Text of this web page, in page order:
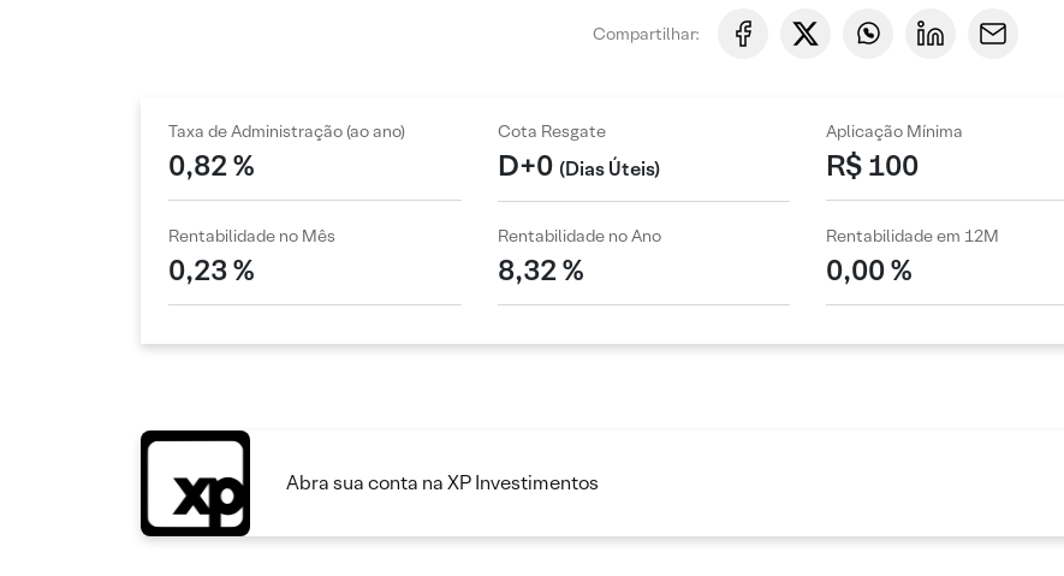
Compartilhar:
Taxa de Administração (ao ano)
0,82 %
Cota Resgate
D+0 (Dias Úteis)
Aplicação Mínima
R$ 100
Rentabilidade no Mês
0,23 %
Rentabilidade no Ano
8,32 %
Rentabilidade em 12M
0,00 %
Abra sua conta na XP Investimentos